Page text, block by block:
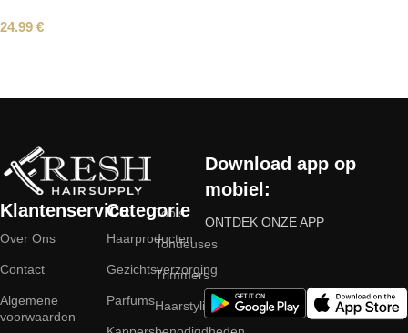
24.99 €
Klantenservice
Over Ons
Contact
Algemene
voorwaarden
Categorie
Haarproducten
Gezichtsverzorging
Parfums
Tools
Tondeuses
Trimmers
Haarstyling
Download app op
mobiel:
ONTDEK ONZE APP